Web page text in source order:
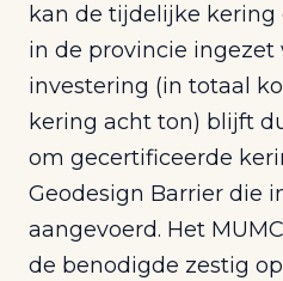
kan de tijdelijke kering
in de provincie ingezet
investering (in totaal
kering acht ton) blijft
om gecertificeerde
Geodesign Barrier die
aangevoerd. Het
de benodigde zestig